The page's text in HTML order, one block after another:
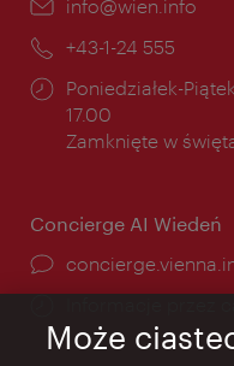
E-
info@wien.info
Telefon:
+43-1-24 555
Godziny
otwarcia:
Poniedziałek-
17.00
Zamknięte w
Concierge AI Wiedeń
Może